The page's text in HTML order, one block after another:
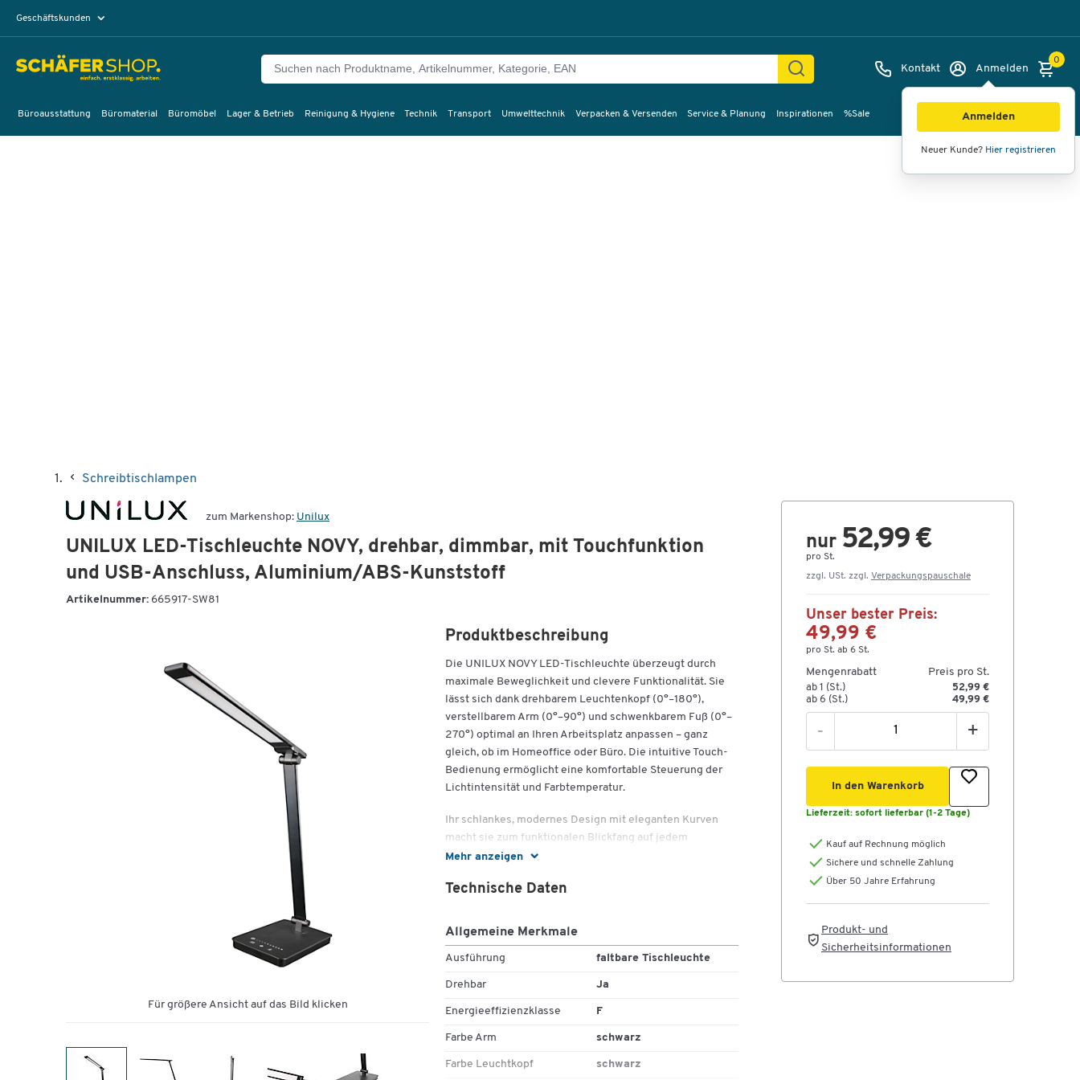
Geschäftskunden
Kontakt Anmelden
Anmelden
Neuer Kunde? Hier registrieren
0
Büroausstattung Büromaterial Büromöbel Lager & Betrieb Reinigung & Hygiene Technik Transport Umwelttechnik Verpacken & Versenden Service & Planung Inspirationen %Sale
Schreibtischlampen
zum Markenshop: Unilux
UNILUX LED-Tischleuchte NOVY, drehbar, dimmbar, mit Touchfunktion
und USB-Anschluss, Aluminium/ABS-Kunststoff
Artikelnummer: 665917-SW81
Für größere Ansicht auf das Bild klicken
Mehr anzeigen
Produktbeschreibung
Die UNILUX NOVY LED-Tischleuchte überzeugt durch
maximale Beweglichkeit und clevere Funktionalität. Sie
lässt sich dank drehbarem Leuchtenkopf (0°–180°),
verstellbarem Arm (0°–90°) und schwenkbarem Fuß (0°–
270°) optimal an Ihren Arbeitsplatz anpassen – ganz
gleich, ob im Homeoffice oder Büro. Die intuitive Touch-
Bedienung ermöglicht eine komfortable Steuerung der
Lichtintensität und Farbtemperatur.
Ihr schlankes, modernes Design mit eleganten Kurven
macht sie zum funktionalen Blickfang auf jedem
Schreibtisch. Zusätzlicher Komfort: Ein integrierter USB-
während die automatische Abschaltfunktion dabei hilft,
Design und praktischer Technik macht die NOVY zur
zuverlässigen Arbeitsleuchte mit Stil.
Wichtige Details
Technik & Lichtfunktionen:
Lichtintensität einstellbar (dimmbar)
Technische Daten
Allgemeine Merkmale
Ausführung faltbare Tischleuchte
Drehbar Ja
Energieeffizienzklasse F
Farbe Arm schwarz
Farbe Leuchtkopf schwarz
nur 52,99 €
pro St.
zzgl. USt. zzgl. Verpackungspauschale
Unser bester Preis:
49,99 €
pro St. ab 6 St.
Mengenrabatt Preis pro St.
ab 1 (St.)
52,99 €
ab 6 (St.)
49,99 €
- +
In den Warenkorb
Lieferzeit: sofort lieferbar (1-2 Tage)
Kauf auf Rechnung möglich
Sichere und schnelle Zahlung
Über 50 Jahre Erfahrung
Produkt- und
Sicherheitsinformationen
Bilder Videos 360°-Ansicht